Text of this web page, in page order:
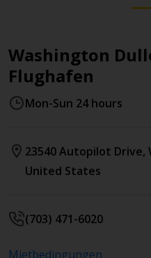
Washington
Flughafen
Mon-Sun 24 hours
23540 Autopilot Drive,
United States
(703) 471-6020
Mietbedingungen